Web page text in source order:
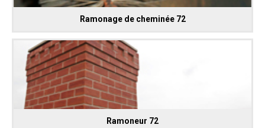
Ramonage de cheminée 72
Ramoneur 72